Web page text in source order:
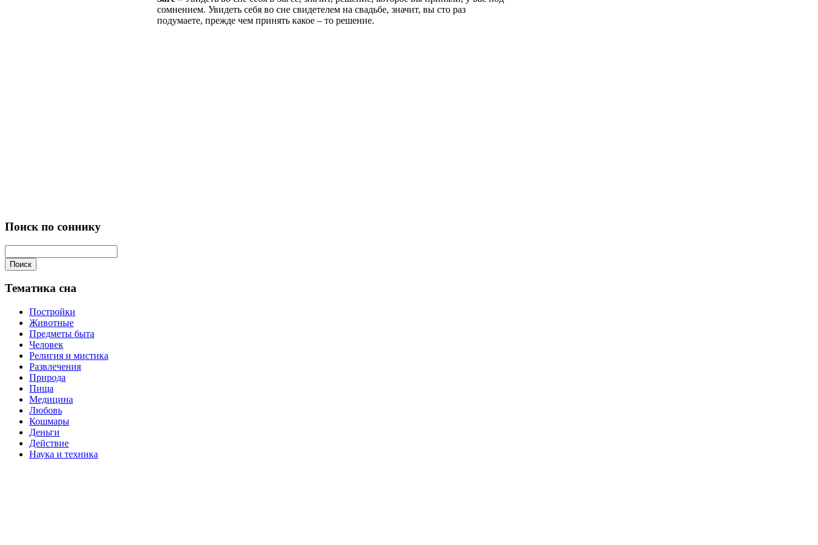
сомнением. Увидеть себя во сне свидетелем на свадьбе, значит, вы сто раз
подумаете, прежде чем принять какое – то решение.
Поиск по соннику
Поиск
Тематика сна
Постройки
Животные
Предметы быта
Человек
Религия и мистика
Развлечения
Природа
Пища
Медицина
Любовь
Кошмары
Деньги
Действие
Наука и техника